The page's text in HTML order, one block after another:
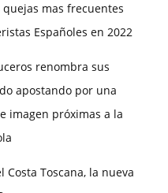
quejas mas frecuentes
Españoles en 2022
renombra sus
apostando por una
imagen próximas a la
Costa Toscana, la nueva